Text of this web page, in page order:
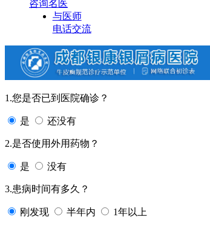
咨询名医
与医师
电话交流
1.您是否已到医院确诊？
是 还没有
2.是否使用外用药物？
是 没有
3.患病时间有多久？
刚发现 半年内 1年以上